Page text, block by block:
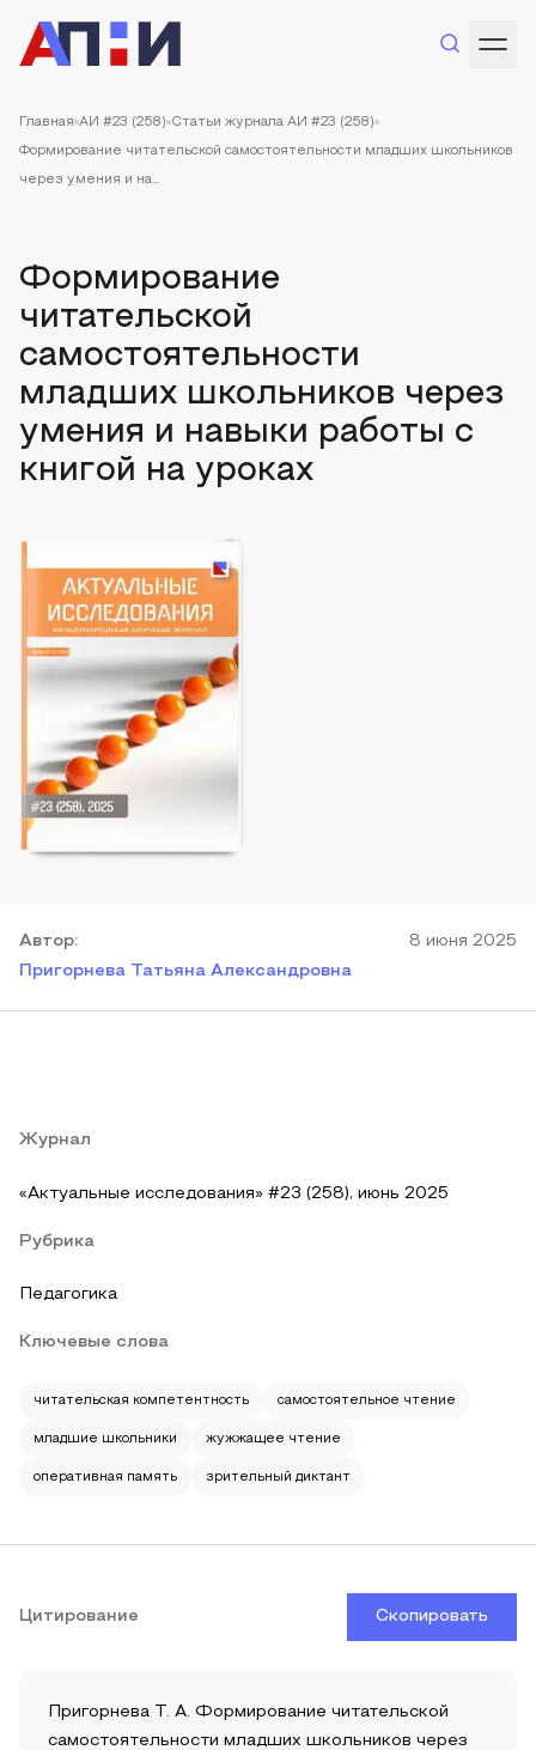
Главная АИ #23 (258) Статьи журнала АИ #23 (258)
Формирование читательской самостоятельности младших школьников
через умения и на...
Формирование
читательской
самостоятельности
младших школьников через
умения и навыки работы с
книгой на уроках
Автор:
Пригорнева Татьяна Александровна
8 июня 2025
Журнал
«Актуальные исследования» #23 (258), июнь 2025
Рубрика
Педагогика
Ключевые слова
читательская компетентность самостоятельное чтение
младшие школьники жужжащее чтение
оперативная память зрительный диктант
Цитирование Скопировать
Пригорнева Т. А. Формирование читательской
самостоятельности младших школьников через